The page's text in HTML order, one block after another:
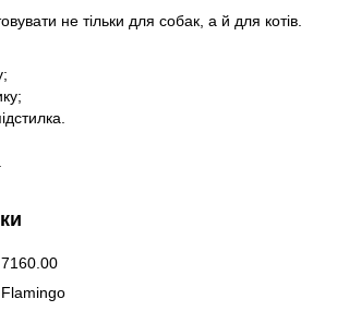
не тільки для собак, а й для котів.
7160.00
Flamingo